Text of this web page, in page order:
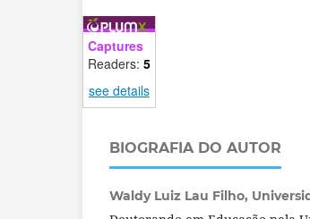
Captures
Readers: 5
see details
BIOGRAFIA DO AUTOR
Waldy Luiz Lau Filho,